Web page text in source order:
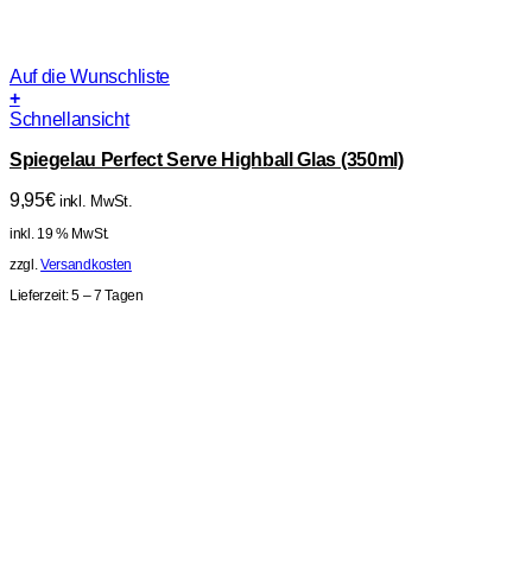
Auf die Wunschliste
+
Schnellansicht
Spiegelau Perfect Serve Highball Glas (350ml)
9,95€ inkl. MwSt.
inkl. 19 % MwSt.
zzgl.Versandkosten
Lieferzeit:5 – 7 Tagen